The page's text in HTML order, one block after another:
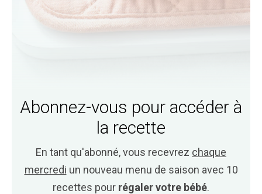
Abonnez-vous pour accéder à
la recette
En tant qu'abonné, vous recevrez chaque
mercredi un nouveau menu de saison avec 10
recettes pour régaler votre bébé.